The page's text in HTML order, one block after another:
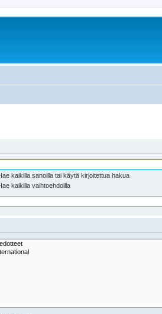
kaikilla sanoilla tai käytä kirjoitettua hakua
kaikilla vaihtoehdoilla